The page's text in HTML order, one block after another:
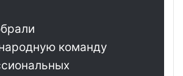
команду